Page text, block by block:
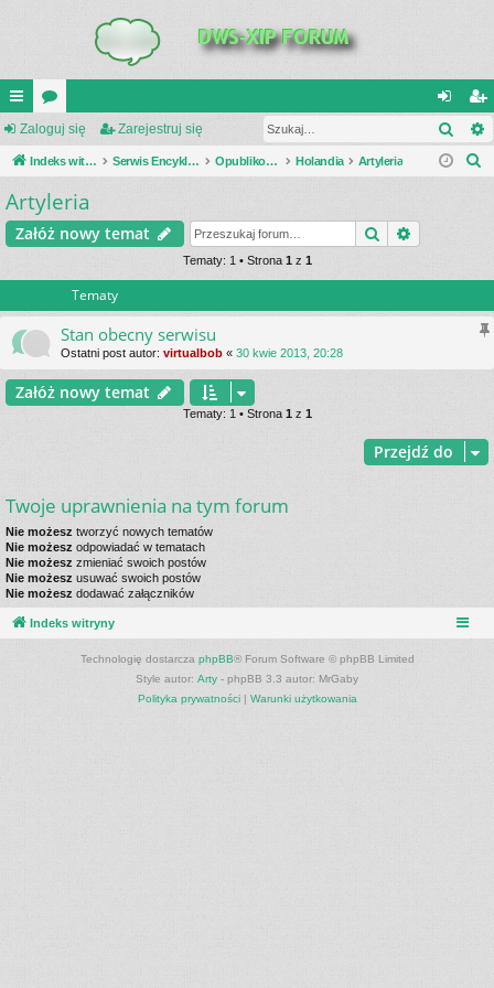
UI
C
K
_L
or
a
al
og
ar
ej
ę
Zaloguj się Zarejestruj się
Indeks witryny Serwis Encyklopedia Uzbrojenia Opublikowane zestawienia Holandia Artyleria
j
Artyleria
Załóż nowy temat Szukaj
Tematy: 1 • Strona 1 z 1
Tematy
Stan obecny serwisu
Ostatni post autor: virtualbob « 30 kwie 2013, 20:28
Załóż nowy temat
Tematy: 1 • Strona 1 z 1
Przejdź do
Twoje uprawnienia na tym forum
Nie możesz tworzyć nowych tematów
Nie możesz odpowiadać w tematach
Nie możesz zmieniać swoich postów
Nie możesz usuwać swoich postów
Nie możesz dodawać załączników
Indeks witryny
Technologię dostarcza phpBB® Forum Software © phpBB Limited
Style autor: Arty - phpBB 3.3 autor: MrGaby
Polityka prywatności| Warunki użytkowania